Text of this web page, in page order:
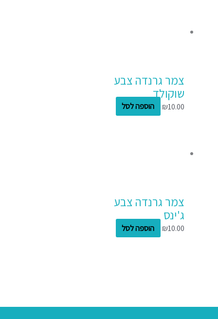
צמר גרנדה צבע
שוקולד
₪10.00 הוספה לסל
צמר גרנדה צבע
ג'ינס
₪10.00 הוספה לסל